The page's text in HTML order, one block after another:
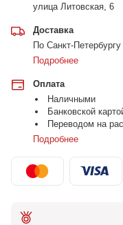
улица Литовская, 6
Доставка
По Санкт-
Подробнее
Оплата
Наличными
Банковской
Переводом на
Подробнее